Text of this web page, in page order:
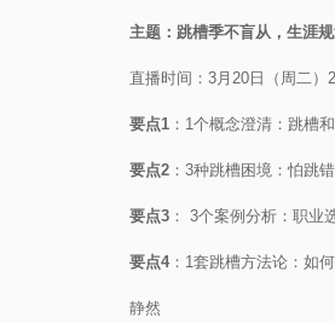
主题：跳槽季不盲从，生涯
直播时间：3月20日（周二）
要点1：1个概念澄清：跳槽
要点2：3种跳槽困境：怕跳
要点3： 3个案例分析：职业
要点4：1套跳槽方法论：如
静然